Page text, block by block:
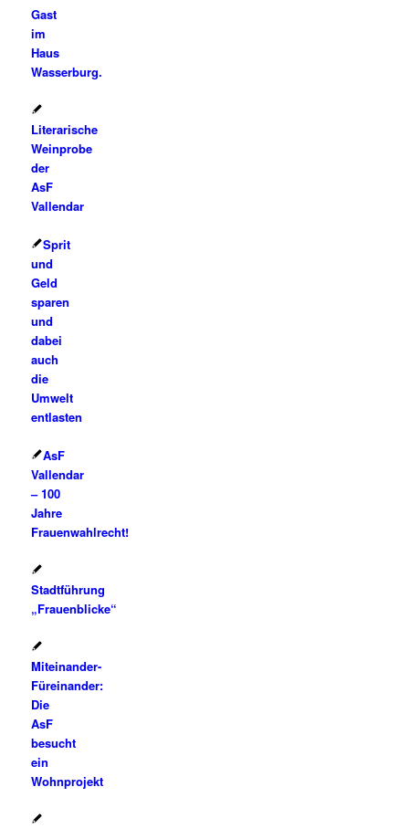
Gast
im
Haus
Wasserburg.
Literarische
Weinprobe
der
AsF
Vallendar
Sprit
und
Geld
sparen
und
dabei
auch
die
Umwelt
entlasten
AsF
Vallendar
– 100
Jahre
Frauenwahlrecht!
Stadtführung
„Frauenblicke“
Miteinander-
Füreinander:
Die
AsF
besucht
ein
Wohnprojekt